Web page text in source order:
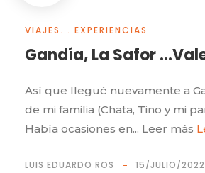
VIAJES... EXPERIENCIAS
Gandía, La Safor
Así que llegué nuevamente a
de mi familia (Chata, Tino y mi
Había ocasiones en... Leer más
LUIS EDUARDO ROS 15/JULIO/2022